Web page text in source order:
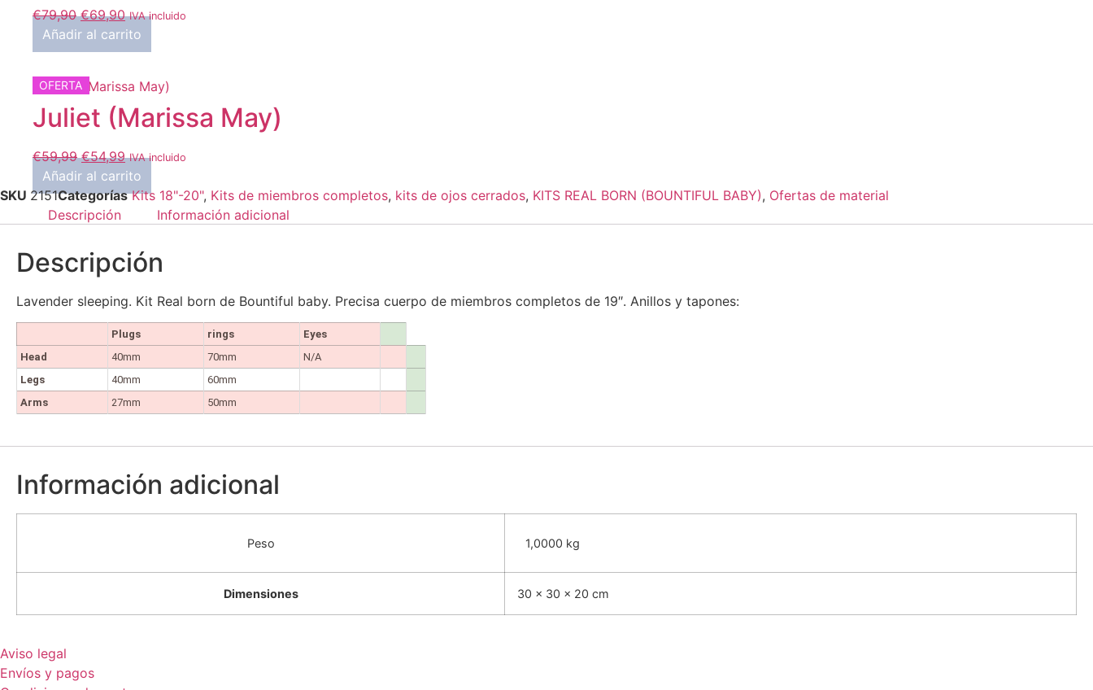
€79,90 El
precio
original
€79,90.
€69,90El
precio
actual
€69,90.
IVA incluido
Añadir al carrito
OFERTA
Juliet (Marissa May)
€59,99 El
precio
original
era:
€54,99El
precio
actual
IVA incluido
Añadir al carrito
SKU 2151Categorías Kits 18"-20", Kits de miembros completos, kits de ojos cerrados, KITS REAL BORN (BOUNTIFUL BABY), Ofertas de material
Descripción
Información adicional
Descripción
Lavender sleeping. Kit Real born de Bountiful baby. Precisa cuerpo de miembros completos de 19″. Anillos y tapones:
Plugs rings
Eyes
Head
40mm 70mm
N/A
Legs
40mm
60mm
Arms
27mm 50mm
Información adicional
Peso 1,0000 kg
Dimensiones 30 × 30 × 20 cm
Aviso legal
Envíos y pagos